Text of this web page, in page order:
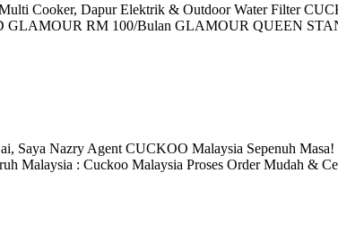
Cooker, Dapur Elektrik & Outdoor Water Filter
RM 100/Bulan GLAMOUR QUEEN
Saya Nazry Agent CUCKOO Malaysia Sepenuh
Malaysia : Cuckoo Malaysia Proses Order Mudah